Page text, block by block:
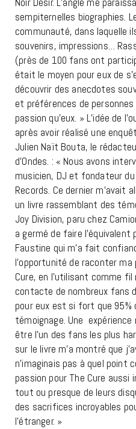
sempiternelles biographies.
communauté, dans laquelle
souvenirs, impressions…
(près de 100 fans ont
était le moyen pour eux de
découvrir des anecdotes
et préférences de
passion qu’eux. » L’idée de
après avoir réalisé une
Julien Naït Bouta, le
d’Ondes. : « Nous avons
musicien, DJ et fondateur
Records. Ce dernier m’avait
un livre rassemblant des
Joy Division, paru chez
a germé de faire l’équivalent
Faustine qui m’a fait
l’opportunité de raconter
Cure, en l’utilisant comme
contacte de nombreux fans
pour eux est si fort que 95%
témoignage. Une
être l’un des fans les plus
sur le livre m’a montré que
n’imaginais pas à quel
passion pour The Cure
tout ou presque de leurs
des sacrifices incroyables
l’étranger. »